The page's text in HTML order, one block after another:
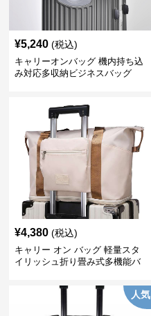
¥5,240 (税込)
キャリーオンバッグ 機内持ち込
み対応多収納ビジネスバッグ
¥4,380 (税込)
キャリー オン バッグ 軽量スタ
イリッシュ折り畳み式多機能バ
人気